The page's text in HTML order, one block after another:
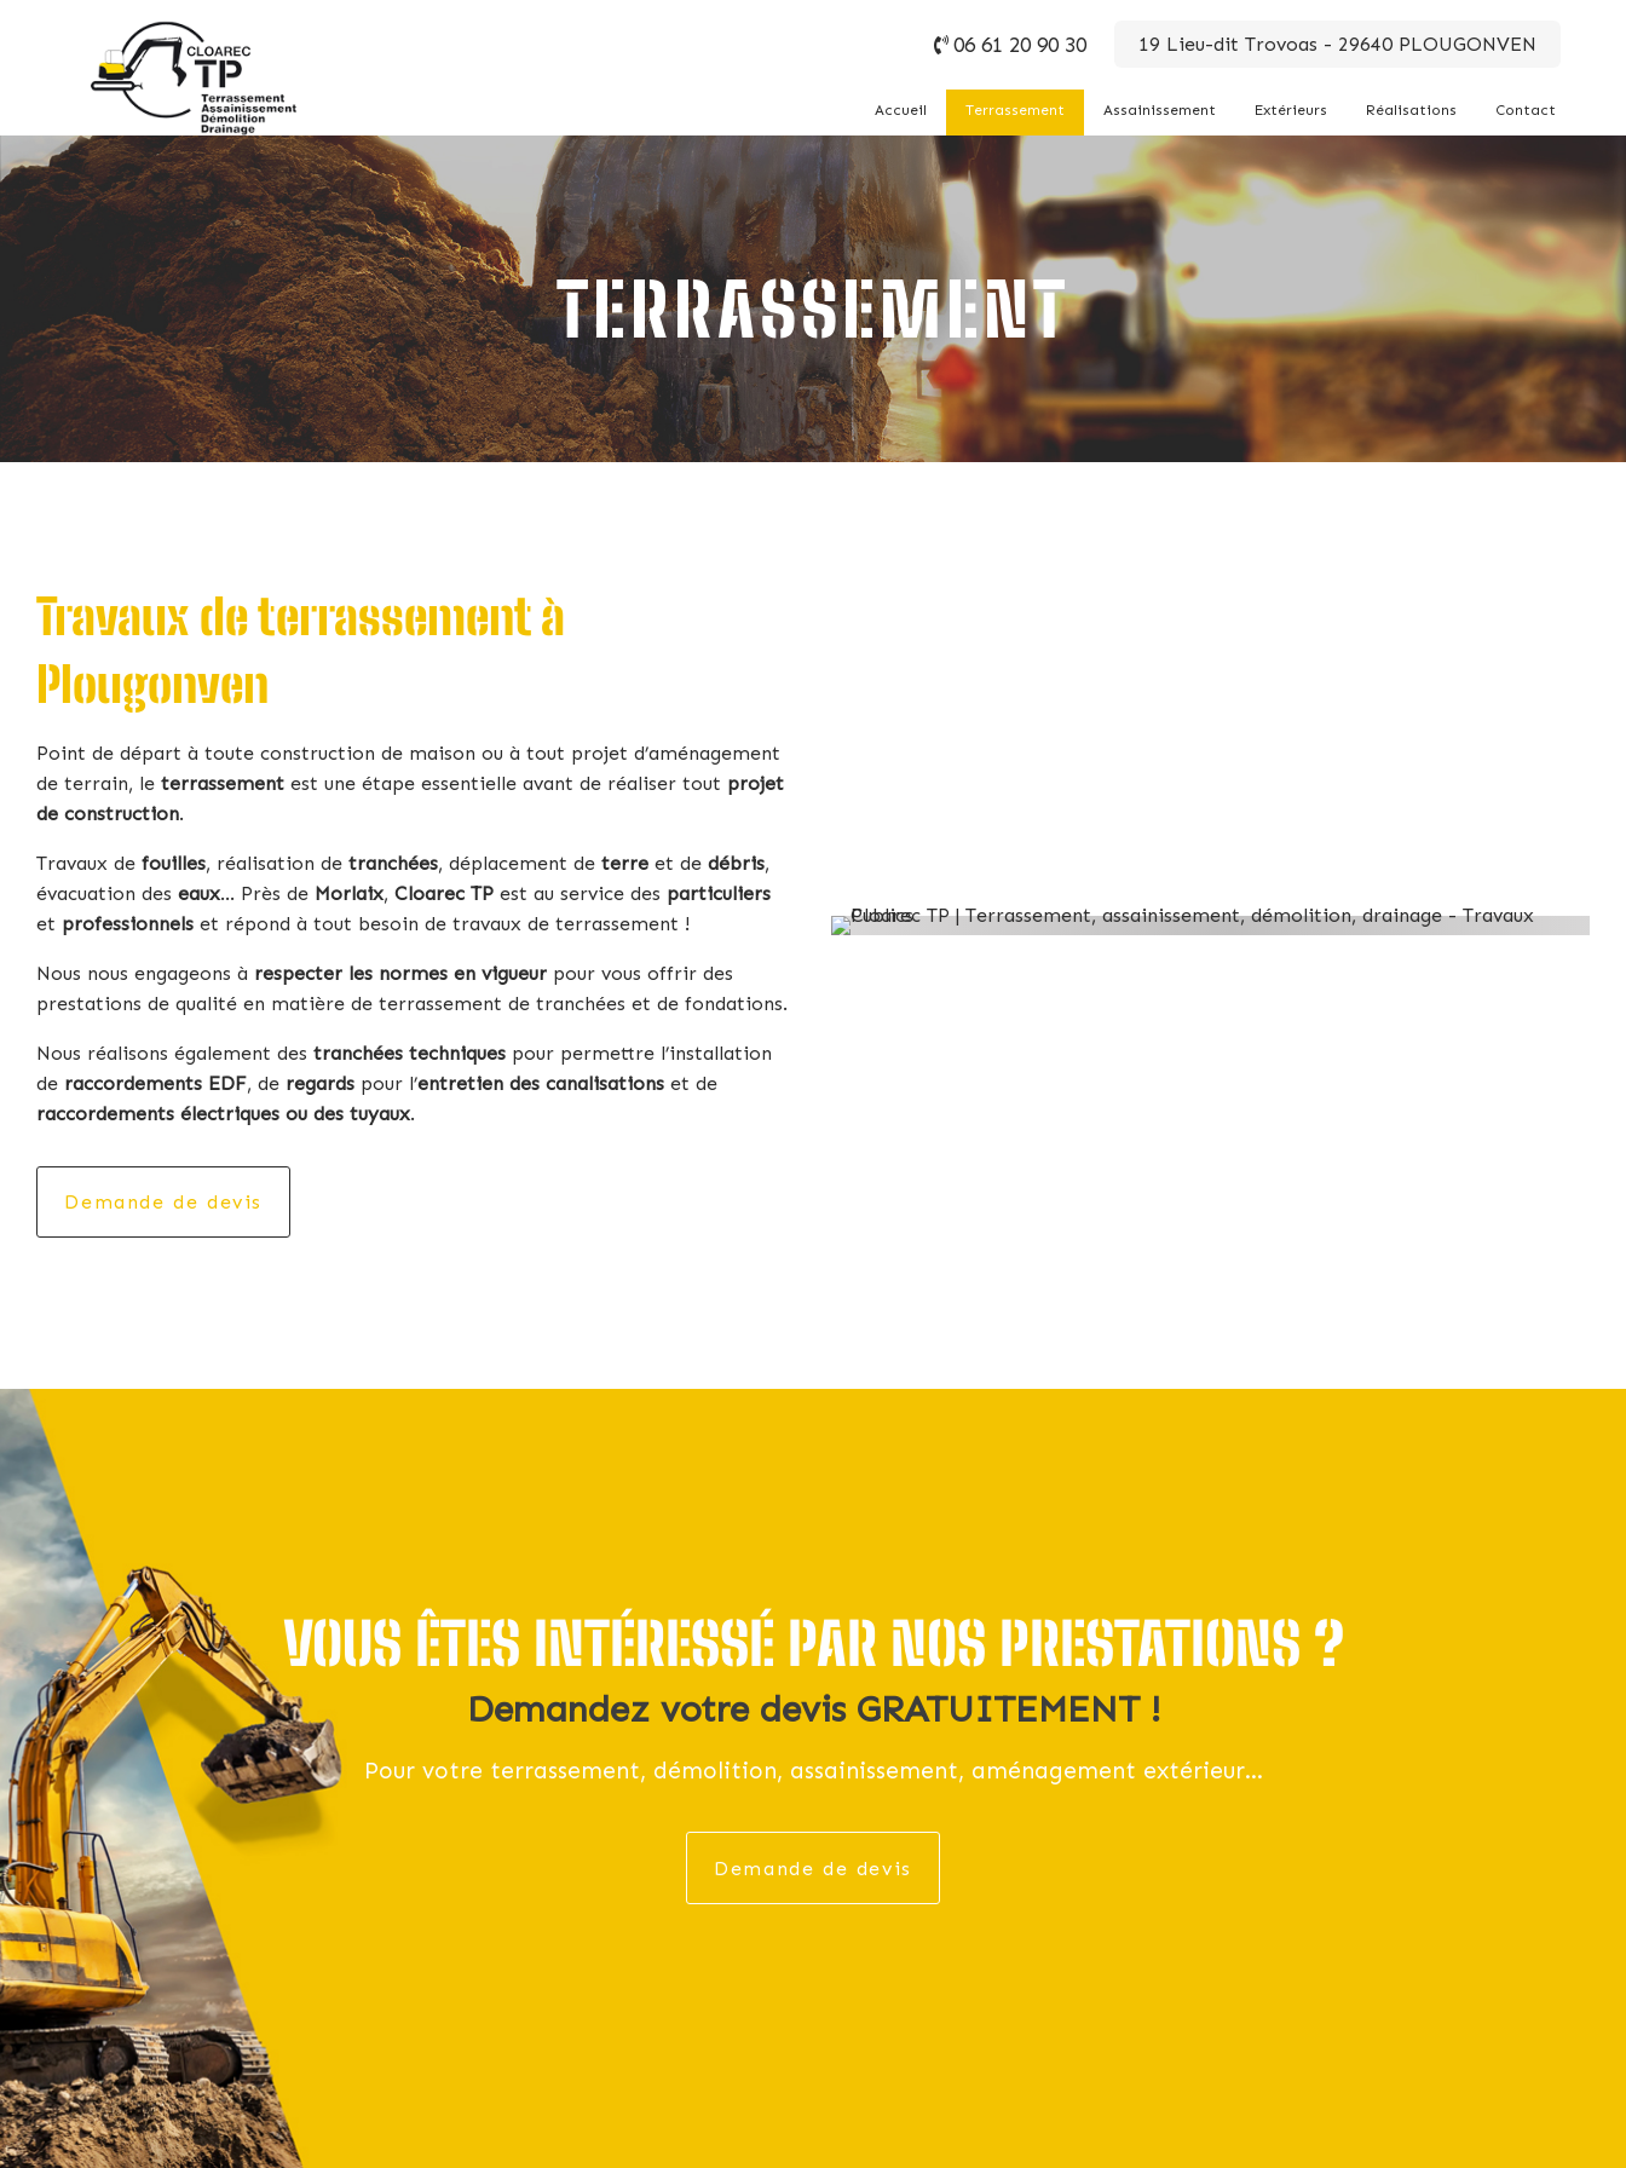
06 61 20 90 30 19 Lieu-dit Trovoas - 29640 PLOUGONVEN
Accueil Terrassement Assainissement Extérieurs Réalisations Contact
TERRASSEMENT
Travaux de terrassement à
Plougonven
Point de départ à toute construction de maison ou à tout projet d’aménagement
de terrain, le terrassement est une étape essentielle avant de réaliser tout projet
de construction.
Travaux de fouilles, réalisation de tranchées, déplacement de terre et de débris,
évacuation des eaux… Près de Morlaix, Cloarec TP est au service des particuliers
et professionnels et répond à tout besoin de travaux de terrassement !
Nous nous engageons à respecter les normes en vigueur pour vous offrir des
prestations de qualité en matière de terrassement de tranchées et de fondations.
Nous réalisons également des tranchées techniques pour permettre l’installation
de raccordements EDF, de regards pour l’entretien des canalisations et de
raccordements électriques ou des tuyaux.
Demande de devis
VOUS ÊTES INTÉRESSÉ PAR NOS PRESTATIONS ?
Demandez votre devis GRATUITEMENT !
Pour votre terrassement, démolition, assainissement, aménagement extérieur…
Demande de devis